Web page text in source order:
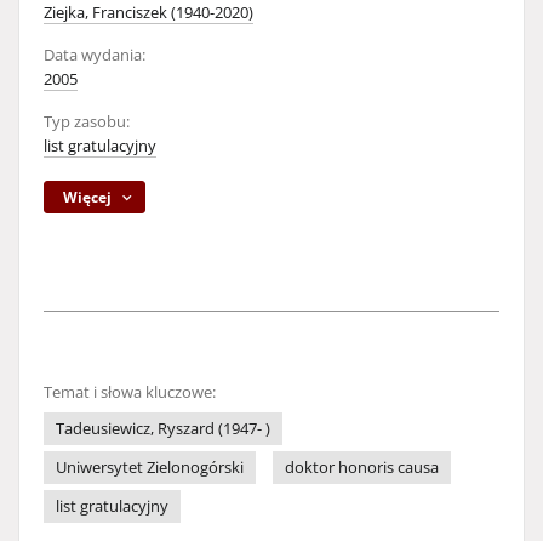
Ziejka, Franciszek (1940-2020)
Data wydania:
2005
Typ zasobu:
list gratulacyjny
Więcej
Temat i słowa kluczowe:
Tadeusiewicz, Ryszard (1947- )
Uniwersytet Zielonogórski
doktor honoris causa
list gratulacyjny